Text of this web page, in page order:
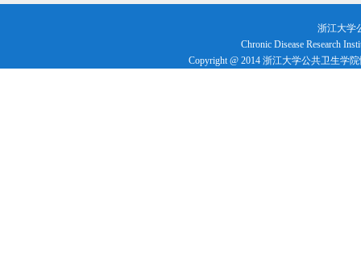
浙江大学
Chronic Disease Research
Copyright @ 2014 浙江大学公共卫生学